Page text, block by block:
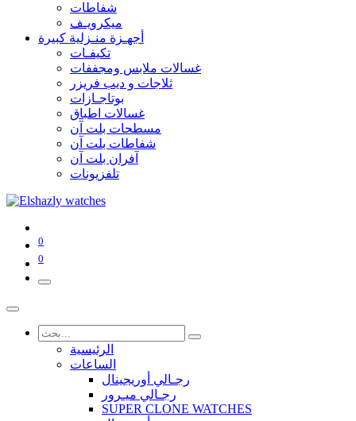
شفاطات
ميكرويـف
أجهـزة منـزلية كبيرة
تكيفـات
غسالات ملابس ومجففات
ثلاجات و ديب فريزر
بوتاجـازات
غسالات اطباق
مسطحات بلت آن
شفاطات بلت آن
آفران بلت آن
تلفزيونات
0
0
الرئيسية
الساعات
رجـالي أوريجينال
رجـالي ميـرور
SUPER CLONE WATCHES